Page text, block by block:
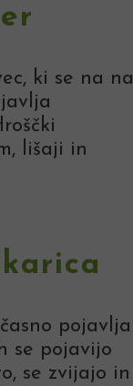
ki se na na
lišaji in
pojavlja
se pojavijo
se zvijajo in